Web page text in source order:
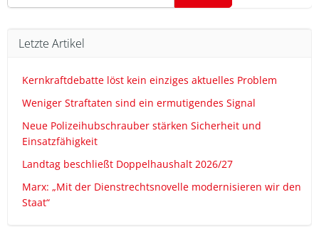
Letzte Artikel
Kernkraftdebatte löst kein einziges aktuelles Problem
Weniger Straftaten sind ein ermutigendes Signal
Neue Polizeihubschrauber stärken Sicherheit und
Einsatzfähigkeit
Landtag beschließt Doppelhaushalt 2026/27
Marx: „Mit der Dienstrechtsnovelle modernisieren wir den
Staat“